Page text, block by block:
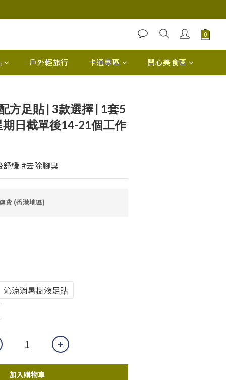
戶外輕旅行 卡通專區 開心美食區
方足貼 | 3款選擇 | 1套5
日截單後14-21個工作
緩 #去除腳臭
費 (香港地區)
沁涼消暑樹液足貼
加入購物車